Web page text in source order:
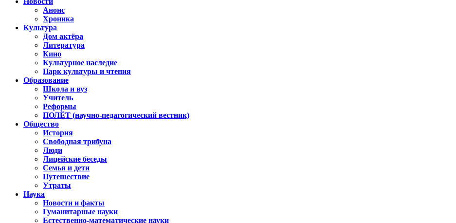
Анонс
Хроника
Культура
Дом актёра
Литература
Кино
Культурное наследие
Парк культуры и чтения
Образование
Школа и вуз
Учитель
Реформы
ПОЛЁТ (научно-педагогический вестник)
Общество
История
Свободная трибуна
Люди
Лицейские беседы
Семья и дети
Путешествие
Утраты
Наука
Новости и факты
Гуманитарные науки
Естественно-математические науки